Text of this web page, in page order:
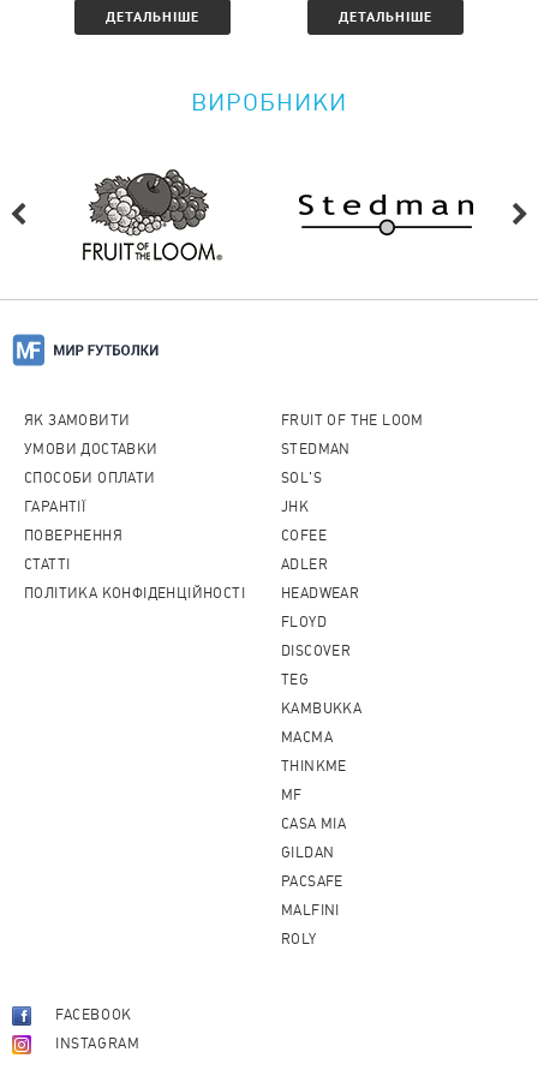
ДЕТАЛЬНІШЕ ДЕТАЛЬНІШЕ
ВИРОБНИКИ
ЯК ЗАМОВИТИ
УМОВИ ДОСТАВКИ
СПОСОБИ ОПЛАТИ
ГАРАНТІЇ
ПОВЕРНЕННЯ
CТАТТІ
ПОЛІТИКА КОНФІДЕНЦІЙНОСТІ
FRUIT OF THE LOOM
STEDMAN
SOL'S
JHK
COFEE
ADLER
HEADWEAR
FLOYD
DISCOVER
TEG
KAMBUKKA
MACMA
THINKME
MF
CASA MIA
GILDAN
PACSAFE
MALFINI
ROLY
FACEBOOK
INSTAGRAM